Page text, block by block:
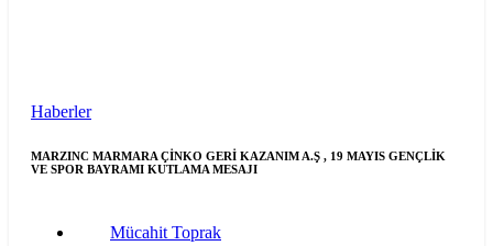
Haberler
MARZINC MARMARA ÇİNKO GERİ KAZANIM A.Ş , 19 MAYIS GENÇLİK
VE SPOR BAYRAMI KUTLAMA MESAJI
Mücahit Toprak